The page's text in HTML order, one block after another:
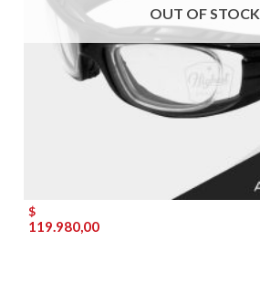
OUT OF STOCK
$
119.980,00